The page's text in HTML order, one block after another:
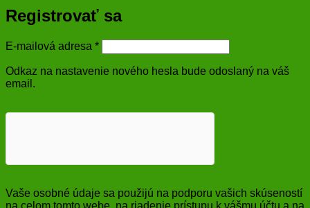
Registrovať sa
E-mailová adresa *Povinné
Odkaz na nastavenie nového hesla bude odoslaný na váš
email.
Vaše osobné údaje sa použijú na podporu vašich skúseností